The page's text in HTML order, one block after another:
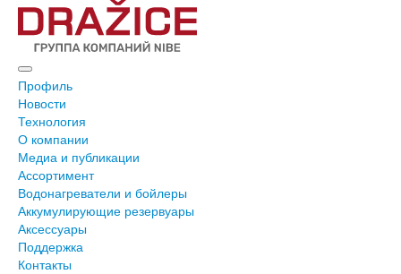
Профиль
Новости
Технология
О компании
Медиа и публикации
Ассортимент
Водонагреватели и бойлеры
Аккумулирующие резервуары
Аксессуары
Поддержка
Контакты